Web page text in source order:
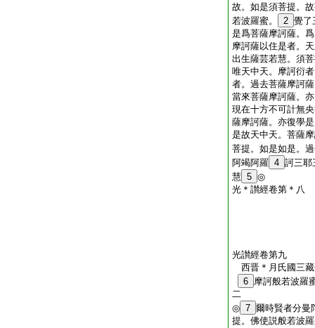
故。如是須菩提。
若波羅蜜。
2 覺了
是爲菩薩摩訶薩。
摩訶薩以住是者。
出生薩芸若慧。須
唯天中天。摩訶衍
者。過去菩薩摩訶
當來菩薩摩訶薩。
現在十方不可計無
薩摩訶薩。亦復學
是故天中天。菩薩
菩提。如是如是。
阿竭阿羅 4 訶三耶
慧 5 ◎
光＊讃經卷第＊八
光讃經卷第九
西晋＊月氏國三
6 摩訶般若波羅
二
◎ 7 爾時賢者分曼
提。佛使説般若波